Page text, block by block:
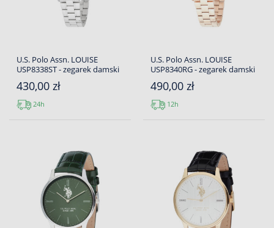
U.S. Polo Assn. LOUISE
USP8338ST - zegarek damski
430,00 zł
24h
U.S. Polo Assn. LOUISE
USP8340RG - zegarek damski
490,00 zł
12h